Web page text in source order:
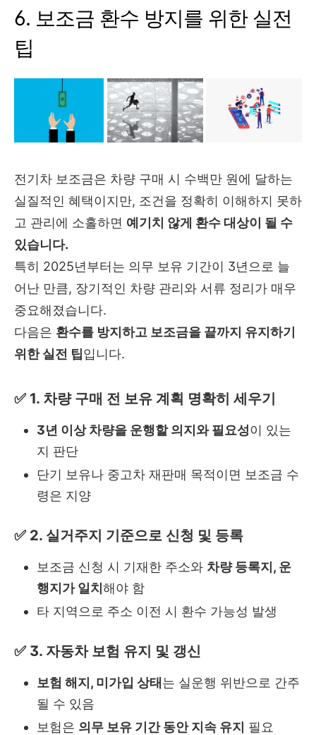
6. 보조금 환수 방지를 위한 실전
팁
전기차 보조금은 차량 구매 시 수백만 원에 달하는
실질적인 혜택이지만, 조건을 정확히 이해하지 못하
고 관리에 소홀하면 예기치 않게 환수 대상이 될 수
있습니다.
특히 2025년부터는 의무 보유 기간이 3년으로 늘
어난 만큼, 장기적인 차량 관리와 서류 정리가 매우
중요해졌습니다.
다음은 환수를 방지하고 보조금을 끝까지 유지하기
위한 실전 팁입니다.
✅ 1. 차량 구매 전 보유 계획 명확히 세우기
3년 이상 차량을 운행할 의지와 필요성이 있는
지 판단
단기 보유나 중고차 재판매 목적이면 보조금 수
령은 지양
✅ 2. 실거주지 기준으로 신청 및 등록
보조금 신청 시 기재한 주소와 차량 등록지, 운
행지가 일치해야 함
타 지역으로 주소 이전 시 환수 가능성 발생
✅ 3. 자동차 보험 유지 및 갱신
보험 해지, 미가입 상태는 실운행 위반으로 간주
될 수 있음
보험은 의무 보유 기간 동안 지속 유지 필요